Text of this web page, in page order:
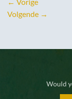
Volgende →
Would